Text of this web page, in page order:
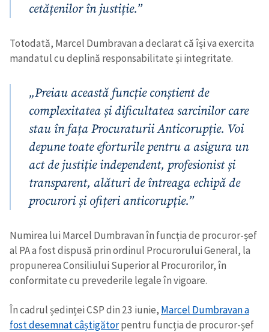
cetățenilor în justiție.”
Totodată, Marcel Dumbravan a declarat că își va exercita
mandatul cu deplină responsabilitate și integritate.
„Preiau această funcție conștient de
complexitatea și dificultatea sarcinilor care
stau în fața Procuraturii Anticorupție. Voi
depune toate eforturile pentru a asigura un
act de justiție independent, profesionist și
transparent, alături de întreaga echipă de
procurori și ofițeri anticorupție.”
Numirea lui Marcel Dumbravan în funcția de procuror-șef
al PA a fost dispusă prin ordinul Procurorului General, la
propunerea Consiliului Superior al Procurorilor, în
conformitate cu prevederile legale în vigoare.
În cadrul ședinței CSP din 23 iunie, Marcel Dumbravan a
fost desemnat câștigătorpentru funcția de procuror-șef